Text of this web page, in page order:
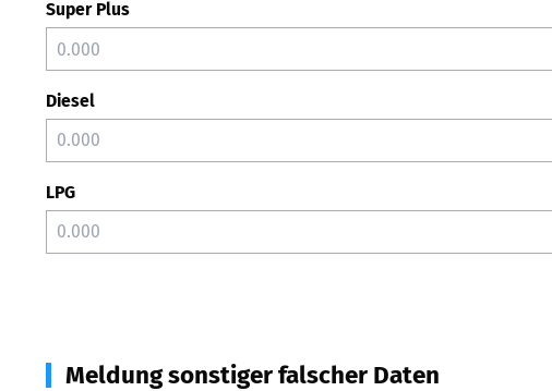
Super Plus
Diesel
LPG
Meldung sonstiger falscher Daten